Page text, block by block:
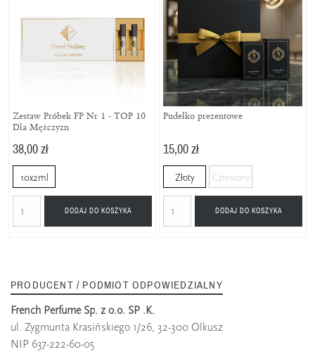
Zestaw Próbek FP Nr 1 - TOP 10
Dla Mężczyzn
38,00 zł
10x2ml
DODAJ DO KOSZYKA
Pudełko prezentowe
15,00 zł
Złoty Czerwony
DODAJ DO KOSZYKA
PRODUCENT / PODMIOT ODPOWIEDZIALNY
French Perfume Sp. z o.o. SP .K.
ul. Zygmunta Krasińskiego 1/26, 32-300 Olkusz
NIP 637-222-60-05